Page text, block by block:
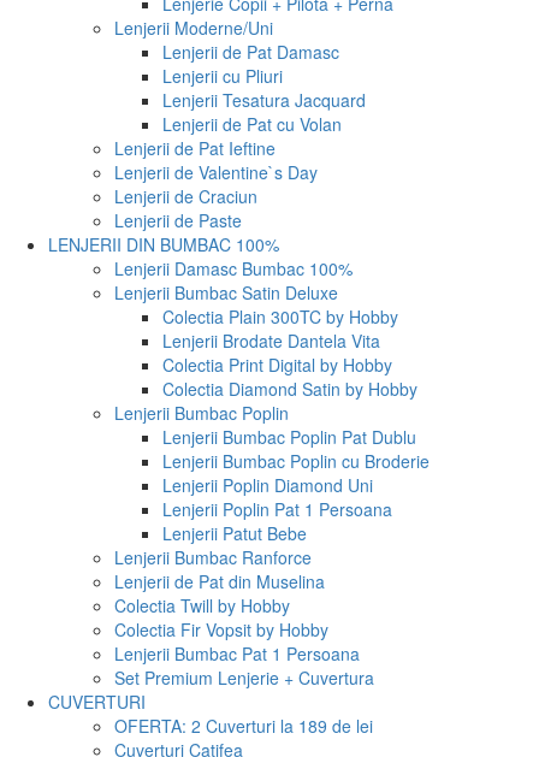
Lenjerii Moderne/Uni
Lenjerii de Pat Damasc
Lenjerii cu Pliuri
Lenjerii Tesatura Jacquard
Lenjerii de Pat cu Volan
Lenjerii de Pat Ieftine
Lenjerii de Valentine`s Day
Lenjerii de Craciun
Lenjerii de Paste
LENJERII DIN BUMBAC 100%
Lenjerii Damasc Bumbac 100%
Lenjerii Bumbac Satin Deluxe
Colectia Plain 300TC by Hobby
Lenjerii Brodate Dantela Vita
Colectia Print Digital by Hobby
Colectia Diamond Satin by Hobby
Lenjerii Bumbac Poplin
Lenjerii Bumbac Poplin Pat Dublu
Lenjerii Bumbac Poplin cu Broderie
Lenjerii Poplin Diamond Uni
Lenjerii Poplin Pat 1 Persoana
Lenjerii Patut Bebe
Lenjerii Bumbac Ranforce
Lenjerii de Pat din Muselina
Colectia Twill by Hobby
Colectia Fir Vopsit by Hobby
Lenjerii Bumbac Pat 1 Persoana
Set Premium Lenjerie + Cuvertura
CUVERTURI
OFERTA: 2 Cuverturi la 189 de lei
Cuverturi Catifea